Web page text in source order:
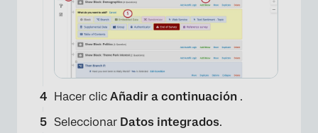
Hacer clic Añadir a continuación .
Seleccionar Datos integrados.